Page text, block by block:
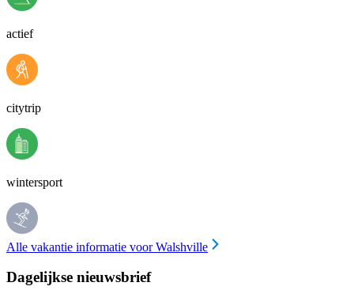
actief
citytrip
wintersport
Alle vakantie informatie voor Walshville
Dagelijkse nieuwsbrief